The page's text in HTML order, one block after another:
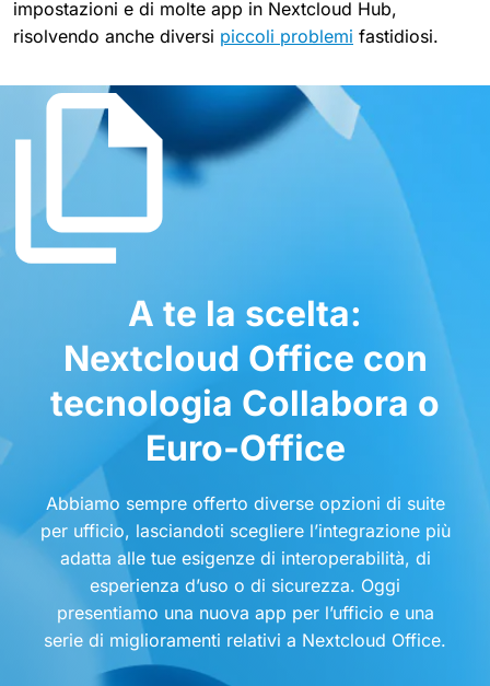
impostazioni e di molte app in Nextcloud Hub,
risolvendo anche diversi piccoli problemi fastidiosi.
A te la scelta:
Nextcloud Office con
tecnologia Collabora o
Euro-Office
Abbiamo sempre offerto diverse opzioni di suite
per ufficio, lasciandoti scegliere l’integrazione più
adatta alle tue esigenze di interoperabilità, di
esperienza d’uso o di sicurezza. Oggi
presentiamo una nuova app per l’ufficio e una
serie di miglioramenti relativi a Nextcloud Office.